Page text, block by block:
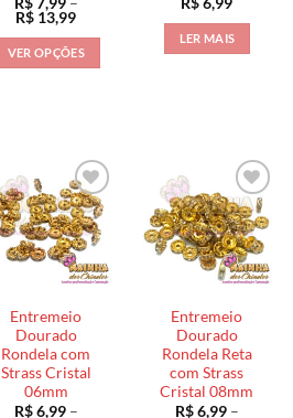
do
produto
produto
R$7,99 –
R$ 13,99Faixa
preço:
R$ 7,99
através
VER OPÇÕES
variantes.
As
opções
podem
ser
escolhidas
na
página
do
produto
R$6,99
LER MAIS
Entremeio
Dourado
Rondela com
Strass Cristal
06mm
R$6,99 –
Entremeio
Dourado
Rondela Reta
com Strass
Cristal 08mm
R$6,99 –